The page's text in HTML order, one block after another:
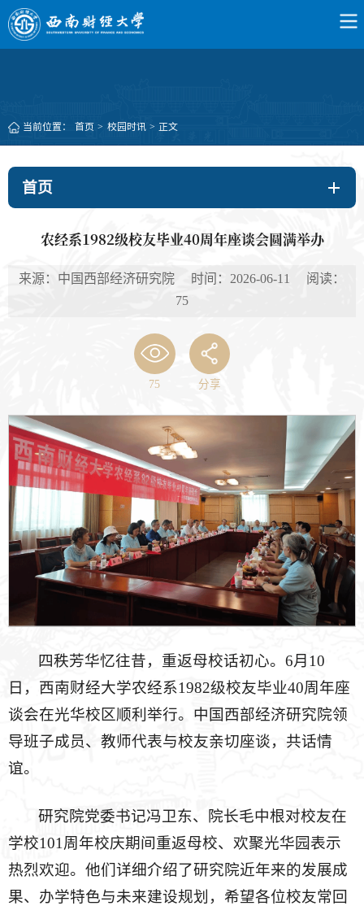
当前位置： 首页 > 校园时讯 > 正文
首页
农经系1982级校友毕业40周年座谈会圆满举办
来源：中国西部经济研究院 时间：2026-06-11 阅读：
75
75 分享
四秩芳华忆往昔，重返母校话初心。6月10
日，西南财经大学农经系1982级校友毕业40周年座
谈会在光华校区顺利举行。中国西部经济研究院领
导班子成员、教师代表与校友亲切座谈，共话情
谊。
研究院党委书记冯卫东、院长毛中根对校友在
学校101周年校庆期间重返母校、欢聚光华园表示
热烈欢迎。他们详细介绍了研究院近年来的发展成
果、办学特色与未来建设规划，希望各位校友常回